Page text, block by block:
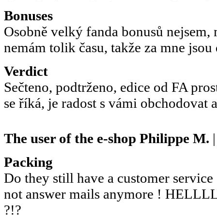
Bonuses
Osobně velký fanda bonusů nejsem,
nemám tolik času, takže za mne
Verdict
Sečteno, podtrženo, edice od FA
se říká, je radost s vámi obchodovat
The user of the e-shop Philippe M.
Packing
Do they still have a customer
not answer mails anymore !
?!?